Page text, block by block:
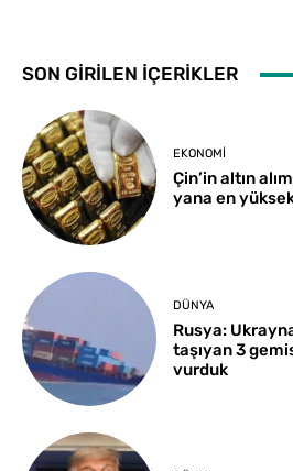
SON GİRİLEN İÇERİKLER
EKONOMI
Çin’in altın
yana en
DÜNYA
Rusya:
taşıyan 3
vurduk